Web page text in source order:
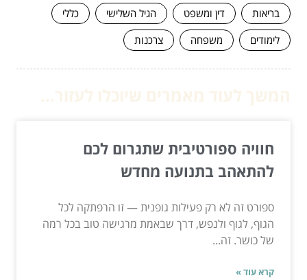
בריאות דין ומשפט הגיל השלישי
כללי
לימודים
משפחה צרכנות
חוויה ספורטיבית שתגרום לכם
להתאהב בתנועה מחדש
ספורט זה לא רק פעילות גופנית — זו הרפתקה לכל
הגוף, לגוף ולנפש, דרך שבאמת מרגישה טוב בכל רמה
של כושר. זה...
קרא עוד »